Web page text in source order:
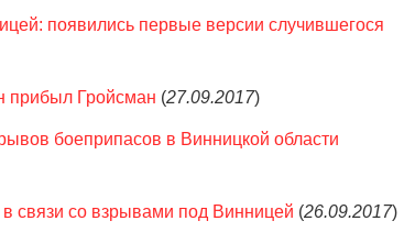
появились первые версии случившегося
прибыл Гройсман (27.09.2017)
боеприпасов в Винницкой области
связи со взрывами под Винницей (26.09.2017)